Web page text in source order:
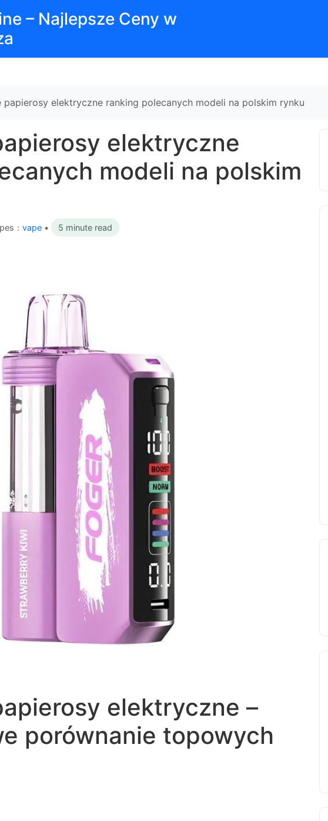
– Najlepsze Ceny w
papierosy elektryczne ranking polecanych modeli na polskim rynku
elektryczne
modeli na polskim
： vape • 5 minute read
elektryczne –
porównanie topowych